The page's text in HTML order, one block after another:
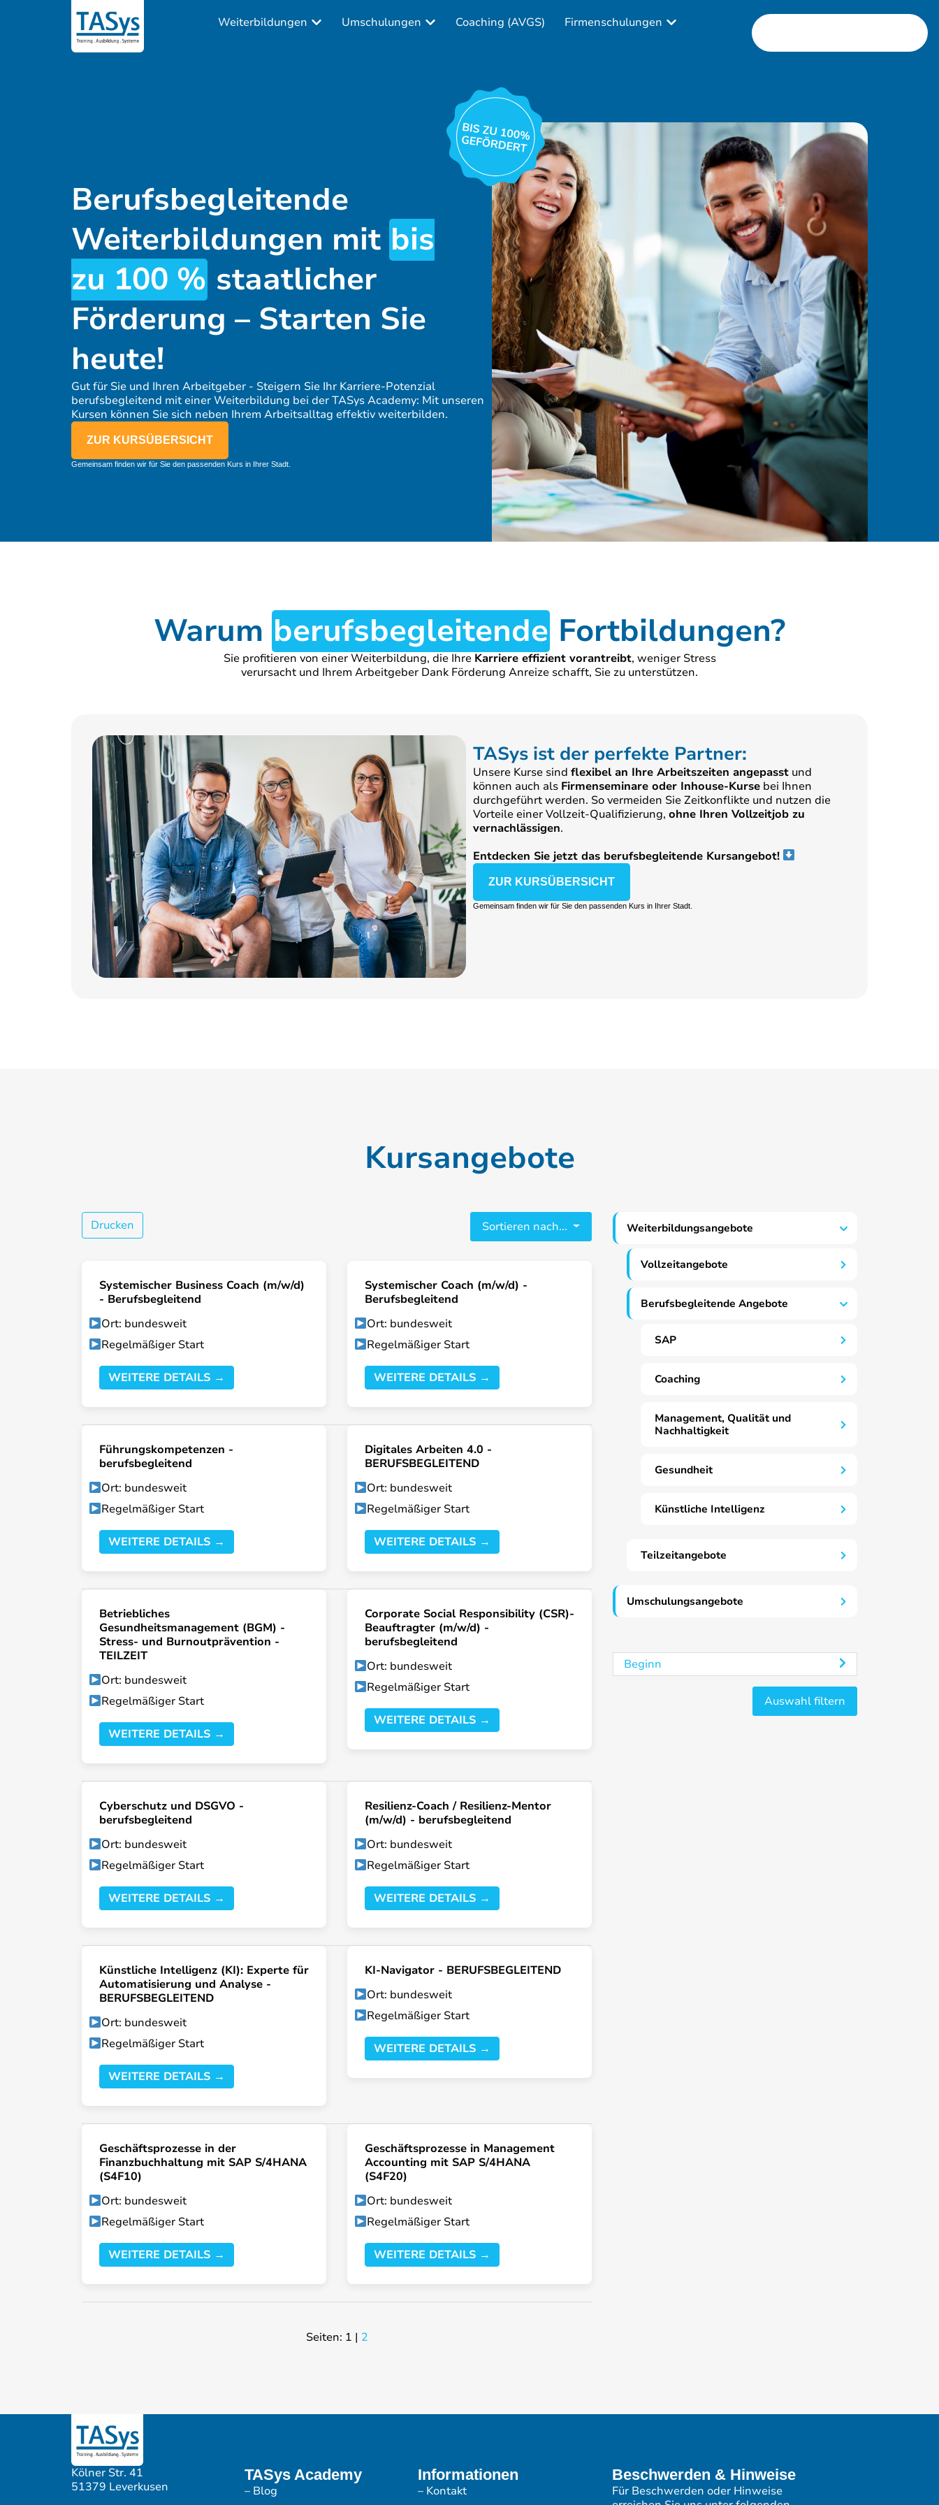
Weiterbildungen Umschulungen Coaching (AVGS) Firmenschulungen
Berufsbegleitende
Weiterbildungen mit bis
zu 100 % staatlicher
Förderung – Starten Sie
heute!
Gut für Sie und Ihren Arbeitgeber - Steigern Sie Ihr Karriere-Potenzial
berufsbegleitend mit einer Weiterbildung bei der TASys Academy: Mit unseren
Kursen können Sie sich neben Ihrem Arbeitsalltag effektiv weiterbilden.
ZUR KURSÜBERSICHT
Gemeinsam finden wir für Sie den passenden Kurs in Ihrer Stadt.
Warum berufsbegleitende Fortbildungen?
Sie profitieren von einer Weiterbildung, die Ihre Karriere effizient vorantreibt, weniger Stress
verursacht und Ihrem Arbeitgeber Dank Förderung Anreize schafft, Sie zu unterstützen.
TASys ist der perfekte Partner:
Unsere Kurse sind flexibel an Ihre Arbeitszeiten angepasstund
können auch als Firmenseminare oder Inhouse-Kursebei Ihnen
durchgeführt werden. So vermeiden Sie Zeitkonflikte und nutzen die
Vorteile einer Vollzeit-Qualifizierung, ohne Ihren Vollzeitjob zu
vernachlässigen.
Entdecken Sie jetzt das berufsbegleitende Kursangebot!
ZUR KURSÜBERSICHT
Gemeinsam finden wir für Sie den passenden Kurs in Ihrer Stadt.
Kursangebote
Drucken Sortieren nach...
Systemischer Business Coach (m/w/d)
- Berufsbegleitend
Ort: bundesweit
Regelmäßiger Start
WEITERE DETAILS →
Systemischer Coach (m/w/d) -
Berufsbegleitend
Ort: bundesweit
Regelmäßiger Start
WEITERE DETAILS →
Führungskompetenzen -
berufsbegleitend
Ort: bundesweit
Regelmäßiger Start
WEITERE DETAILS →
Digitales Arbeiten 4.0 -
BERUFSBEGLEITEND
Ort: bundesweit
Regelmäßiger Start
WEITERE DETAILS →
Betriebliches
Gesundheitsmanagement (BGM) -
Stress- und Burnoutprävention -
TEILZEIT
Ort: bundesweit
Regelmäßiger Start
WEITERE DETAILS →
Corporate Social Responsibility (CSR)-
Beauftragter (m/w/d) -
berufsbegleitend
Ort: bundesweit
Regelmäßiger Start
WEITERE DETAILS →
Cyberschutz und DSGVO -
berufsbegleitend
Ort: bundesweit
Regelmäßiger Start
WEITERE DETAILS →
Resilienz-Coach / Resilienz-Mentor
(m/w/d) - berufsbegleitend
Ort: bundesweit
Regelmäßiger Start
WEITERE DETAILS →
Künstliche Intelligenz (KI): Experte für
Automatisierung und Analyse -
BERUFSBEGLEITEND
Ort: bundesweit
Regelmäßiger Start
WEITERE DETAILS →
KI-Navigator - BERUFSBEGLEITEND
Ort: bundesweit
Regelmäßiger Start
WEITERE DETAILS →
Geschäftsprozesse in der
Finanzbuchhaltung mit SAP S/4HANA
(S4F10)
Ort: bundesweit
Regelmäßiger Start
WEITERE DETAILS →
Geschäftsprozesse in Management
Accounting mit SAP S/4HANA
(S4F20)
Ort: bundesweit
Regelmäßiger Start
WEITERE DETAILS →
Seiten: 1 | 2
Weiterbildungsangebote
Vollzeitangebote
Berufsbegleitende Angebote
SAP
Coaching
Management, Qualität und
Nachhaltigkeit
Gesundheit
Künstliche Intelligenz
Teilzeitangebote
Umschulungsangebote
Beginn
Kölner Str. 41
51379 Leverkusen
TASys Academy
– Blog
Informationen
– Kontakt
Beschwerden & Hinweise
Für Beschwerden oder Hinweise